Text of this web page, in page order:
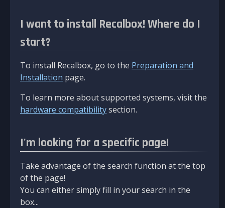
I want to install Recalbox! Where do I
start?
To install Recalbox, go to the Preparation and
Installation page.
To learn more about supported systems, visit the
hardware compatibilitysection.
I'm looking for a specific page!
Take advantage of the search function at the top
of the page!
You can either simply fill in your search in the
box...